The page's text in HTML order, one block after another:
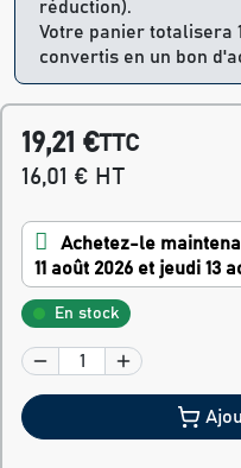
réduction).
Votre panier totalisera
convertis en un bon
19,21 €TTC
16,01 € HT
Achetez-le
11 août 2026 et jeudi 13
En stock